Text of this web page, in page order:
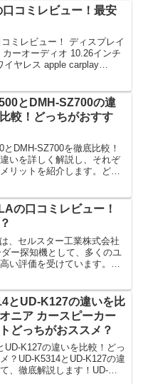
応が拡大しており、多くの
口コミレビュー！最安
ミレビュー！ ディスプレイ
カーオーディオ 10.26インチ
イヤレス apple carplay
とDMH-SZ700の違
較！どっちがおすす
とDMH-SZ700を徹底比較！
いを詳しく解説し、それぞ
リットを紹介します。どっ
の口コミレビュー！
、セルスター工業株式会社
ー探知機として、多くのユ
い評価を受けています。そ
精度が非常に高く、新型レ
オービスに対応しているの
ライブできます。特に逆走
高速道路の利用時に大変役
「GPSモジュールの性能が
測位が不安定な場所でも正
を提供してくれます。災
通報サービスも備わってお
とUD-K127の違いを比
ニア カースピーカー
どっちがおススメ？
UD-K127の違いを比較！どっ
？UD-K5314とUD-K127の違
、徹底解説します！UD-